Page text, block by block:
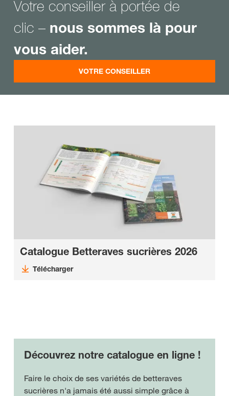
Votre conseiller à portée de
clic – nous sommes là pour
vous aider.
VOTRE CONSEILLER
Catalogue Betteraves sucrières 2026
Télécharger
Découvrez notre catalogue en ligne !
Faire le choix de ses variétés de betteraves
sucrières n'a jamais été aussi simple grâce à